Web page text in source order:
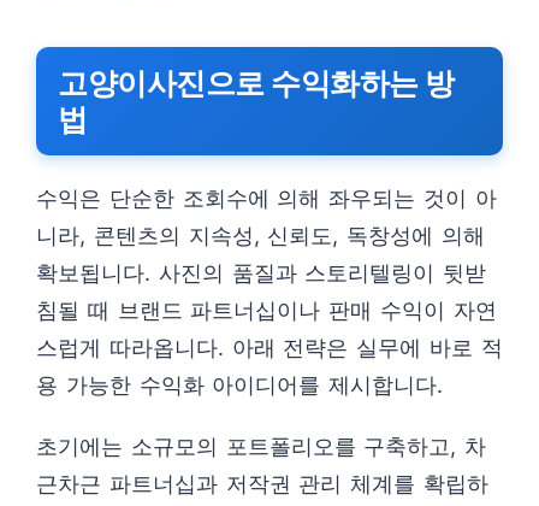
고양이사진으로 수익화하는 방
법
수익은 단순한 조회수에 의해 좌우되는 것이 아
니라, 콘텐츠의 지속성, 신뢰도, 독창성에 의해
확보됩니다. 사진의 품질과 스토리텔링이 뒷받
침될 때 브랜드 파트너십이나 판매 수익이 자연
스럽게 따라옵니다. 아래 전략은 실무에 바로 적
용 가능한 수익화 아이디어를 제시합니다.
초기에는 소규모의 포트폴리오를 구축하고, 차
근차근 파트너십과 저작권 관리 체계를 확립하